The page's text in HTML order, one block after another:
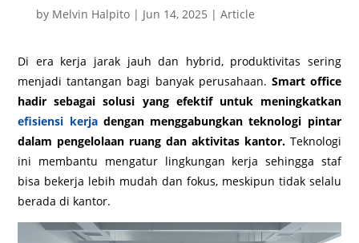
by Melvin Halpito| Jun 14, 2025 | Article
Di era kerja jarak jauh dan hybrid, produktivitas sering
menjadi tantangan bagi banyak perusahaan. Smart office
hadir sebagai solusi yang efektif untuk meningkatkan
efisiensi kerjadengan menggabungkan teknologi pintar
dalam pengelolaan ruang dan aktivitas kantor.Teknologi
ini membantu mengatur lingkungan kerja sehingga staf
bisa bekerja lebih mudah dan fokus, meskipun tidak selalu
berada di kantor.